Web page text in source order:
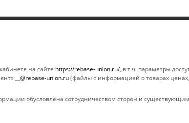
Магазины
Условия оплаты
Гарантия на товар
на сайте https://rebase-union.ru/, в т.ч. параметры
__@rebase-union.ru(файлы с информацией о товарах
обусловлена сотрудничеством сторон и